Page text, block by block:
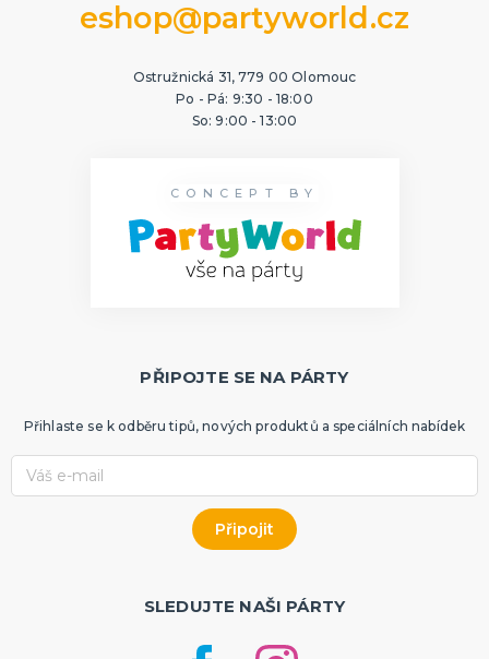
eshop@partyworld.cz
Ostružnická 31, 779 00 Olomouc
Po - Pá: 9:30 - 18:00
So: 9:00 - 13:00
CONCEPT BY
PŘIPOJTE SE NA PÁRTY
Přihlaste se k odběru tipů, nových produktů a speciálních nabídek
SLEDUJTE NAŠI PÁRTY